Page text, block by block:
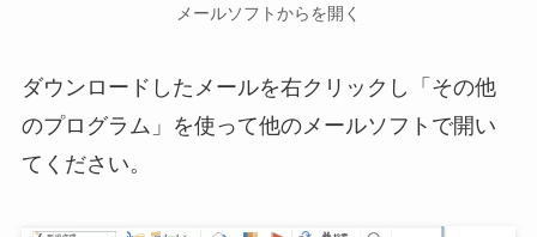
メールソフトからを開く
ダウンロードしたメールを右クリックし「その他
のプログラム」を使って他のメールソフトで開い
てください。